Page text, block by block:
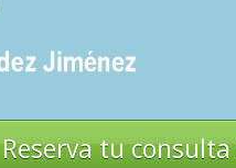
Reserva tuconsulta